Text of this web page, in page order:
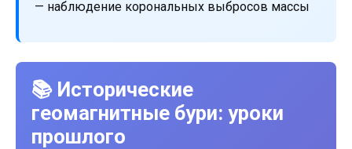
— наблюдение корональных выбросов массы
📚 Исторические
геомагнитные бури: уроки
прошлого